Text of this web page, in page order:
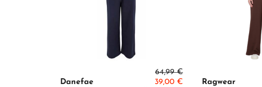
64,99 €
Danefae
39,00 €
Ragwear